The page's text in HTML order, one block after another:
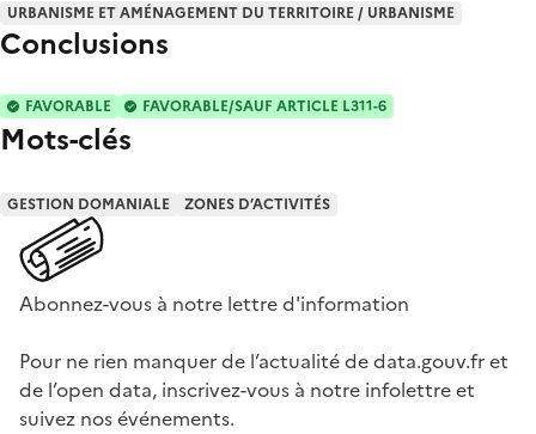
URBANISME ET AMÉNAGEMENT DU TERRITOIRE / URBANISME
Conclusions
FAVORABLE FAVORABLE/SAUF ARTICLE L311-6
Mots-clés
GESTION DOMANIALE ZONES D’ACTIVITÉS
Abonnez-vous à notre lettre d'information
Pour ne rien manquer de l’actualité de data.gouv.fr et
de l’open data, inscrivez-vous à notre infolettre et
suivez nos événements.